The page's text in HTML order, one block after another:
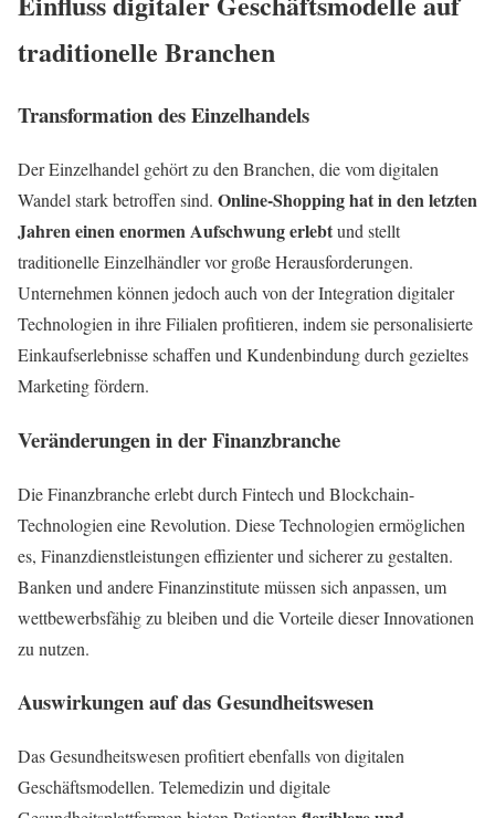
traditionelle Branchen
Transformation des Einzelhandels
Der Einzelhandel gehört zu den Branchen, die vom digitalen
Wandel stark betroffen sind. Online-Shopping hat in den letzten
Jahren einen enormen Aufschwung erlebtund stellt
traditionelle Einzelhändler vor große Herausforderungen.
Unternehmen können jedoch auch von der Integration digitaler
Technologien in ihre Filialen profitieren, indem sie personalisierte
Einkaufserlebnisse schaffen und Kundenbindung durch gezieltes
Marketing fördern.
Veränderungen in der Finanzbranche
Die Finanzbranche erlebt durch Fintech und Blockchain-
Technologien eine Revolution. Diese Technologien ermöglichen
es, Finanzdienstleistungen effizienter und sicherer zu gestalten.
Banken und andere Finanzinstitute müssen sich anpassen, um
wettbewerbsfähig zu bleiben und die Vorteile dieser Innovationen
zu nutzen.
Auswirkungen auf das Gesundheitswesen
Das Gesundheitswesen profitiert ebenfalls von digitalen
Geschäftsmodellen. Telemedizin und digitale